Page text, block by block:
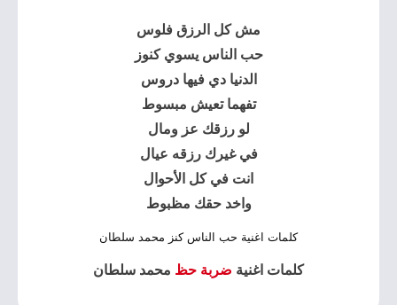
مش كل الرزق فلوس
حب الناس يسوي كنوز
الدنيا دي فيها دروس
تفهما تعيش مبسوط
لو رزقك عز ومال
في غيرك رزقه عيال
انت في كل الأحوال
واخد حقك مظبوط
كلمات اغنية حب الناس كنز محمد سلطان
كلمات اغنية ضربة حظ محمد سلطان